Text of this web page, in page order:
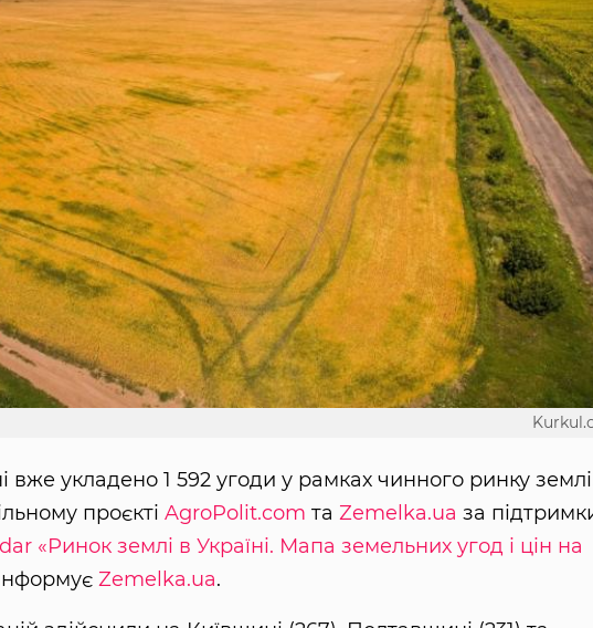
вже укладено 1 592 угоди у рамках чинного ринку
проєкті AgroPolit.com та Zemelka.ua за
«Ринок землі в Україні. Мапа земельних угод і цін на
Zemelka.ua.